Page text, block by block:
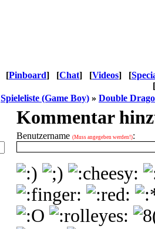
[Pinboard] [Chat] [Videos] [
[
Spieleliste (Game Boy) » Double
Kommentar
Benutzername (Muss angegeben werden!):